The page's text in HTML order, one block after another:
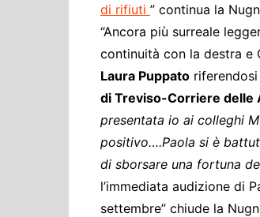
di rifiuti ” continua la
“Ancora più surreale
continuità con la destra e
Laura Puppato riferendosi
di Treviso-Corriere delle
presentata io ai colleghi
positivo….Paola si è
di sborsare una fortuna
l’immediata audizione di
settembre” chiude la